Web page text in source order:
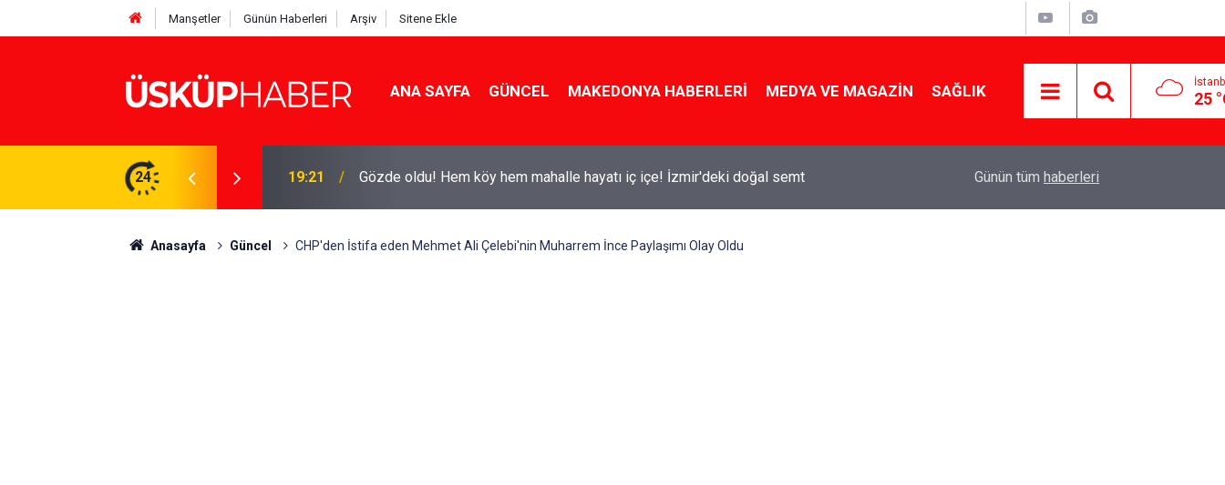
Manşetler Günün Haberleri Arşiv Sitene Ekle
ANA SAYFA GÜNCEL MAKEDONYA HABERLERI MEDYA VE MAGAZIN SAĞLIK 25
24 19:21 Gözde oldu! Hem köy hem mahalle hayatı iç içe! İzmir'deki doğal semt
yapmanın sırrı
Günün tüm haberleri
Anasayfa Güncel CHP'den İstifa eden Mehmet Ali Çelebi'nin Muharrem İnce Paylaşımı Olay Oldu